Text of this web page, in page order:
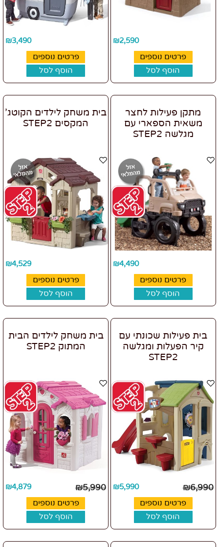
₪2,590
פרטים נוספים
הוסף לסל
₪3,490
פרטים נוספים
הוסף לסל
מתקן פעילות לחצר
משאית הספארי עם
מגלשה STEP2
₪4,490
פרטים נוספים
הוסף לסל
בית משחק לילדים הקוטג'
המקסים STEP2
₪4,529
פרטים נוספים
הוסף לסל
בית פעילות שכונתי עם
קיר הפעלות ומגלשה
STEP2
₪6,990
₪5,990
פרטים נוספים
הוסף לסל
בית משחק לילדים הבית
המתוק STEP2
₪5,990
₪4,879
פרטים נוספים
הוסף לסל